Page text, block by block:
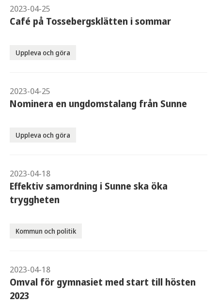
2023-04-25
Café på Tossebergsklätten i sommar
Uppleva och göra
2023-04-25
Nominera en ungdomstalang från Sunne
Uppleva och göra
2023-04-18
Effektiv samordning i Sunne ska öka
tryggheten
Kommun och politik
2023-04-18
Omval för gymnasiet med start till hösten
2023